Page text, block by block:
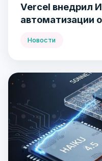
Vercel внедрил
автоматизации
Новости